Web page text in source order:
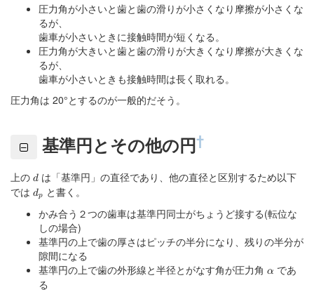
圧力角が小さいと歯と歯の滑りが小さくなり摩擦が小さくな
るが、
歯車が小さいときに接触時間が短くなる。
圧力角が大きいと歯と歯の滑りが大きくなり摩擦が大きくな
るが、
歯車が小さいときも接触時間は長く取れる。
圧力角は 20°とするのが一般的だそう。
基準円とその他の円†
上の d
d は「基準円」の直径であり、他の直径と区別するため以下
では d_p
dp
と書く。
かみ合う２つの歯車は基準円同士がちょうど接する(転位な
しの場合)
基準円の上で歯の厚さはピッチの半分になり、残りの半分が
隙間になる
基準円の上で歯の外形線と半径とがなす角が圧力角 \alpha
α であ
る